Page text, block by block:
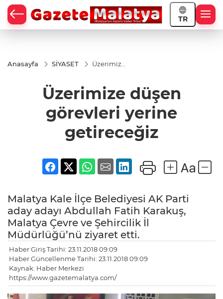
TR
Anasayfa SİYASET
Üzerimize
yerine
getireceğiz
Üzerimize düşen
görevleri yerine
getireceğiz
Malatya Kale İlçe Belediyesi AK Parti
aday adayı Abdullah Fatih Karakuş,
Malatya Çevre ve Şehircilik İl
Müdürlüğü’nü ziyaret etti.
Haber Giriş Tarihi: 23.11.2018 09:09
Haber Güncellenme Tarihi: 23.11.2018 09:09
Kaynak: Haber Merkezi
https://www.gazetemalatya.com/